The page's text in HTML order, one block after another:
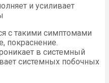
и усиливает
с такими симптомами
покраснение.
в системный
системных побочных